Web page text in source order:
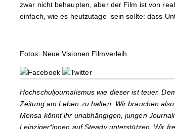
zwar nicht behaupten, aber der Film ist von
einfach, wie es heutzutage sein sollte: dass
Fotos: Neue Visionen Filmverleih
Hochschuljournalismus wie dieser ist teuer.
Zeitung am Leben zu halten. Wir brauchen
Mensa könnt ihr unabhängigen, jungen
Leipziger*innen auf Steady unterstützen. Wir